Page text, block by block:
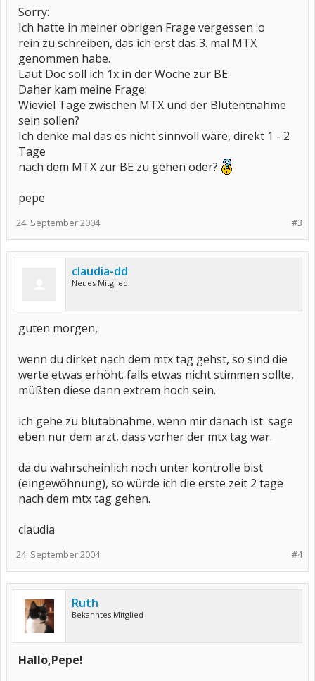
Sorry:
Ich hatte in meiner obrigen Frage vergessen :o
rein zu schreiben, das ich erst das 3. mal MTX
genommen habe.
Laut Doc soll ich 1x in der Woche zur BE.
Daher kam meine Frage:
Wieviel Tage zwischen MTX und der Blutentnahme
sein sollen?
Ich denke mal das es nicht sinnvoll wäre, direkt 1 - 2
Tage
nach dem MTX zur BE zu gehen oder?
pepe
#3
24. September 2004
claudia-dd
Neues Mitglied
guten morgen,
wenn du dirket nach dem mtx tag gehst, so sind die
werte etwas erhöht. falls etwas nicht stimmen sollte,
müßten diese dann extrem hoch sein.
ich gehe zu blutabnahme, wenn mir danach ist. sage
eben nur dem arzt, dass vorher der mtx tag war.
da du wahrscheinlich noch unter kontrolle bist
(eingewöhnung), so würde ich die erste zeit 2 tage
nach dem mtx tag gehen.
claudia
#4
24. September 2004
Ruth
Bekanntes Mitglied
Hallo,Pepe!